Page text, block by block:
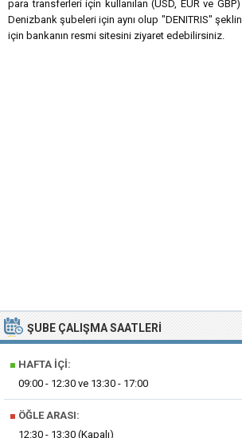
para transferleri için kullanılan (USD, EUR ve
Denizbank şubeleri için aynı olup "DENITRIS"
için bankanın resmi sitesini ziyaret edebilirsiniz.
ŞUBE ÇALIŞMA SAATLERI
■ HAFTA İÇI:
09:00 - 12:30 ve 13:30 - 17:00
■ ÖĞLE ARASI:
12:30 - 13:30 (Kapalı)